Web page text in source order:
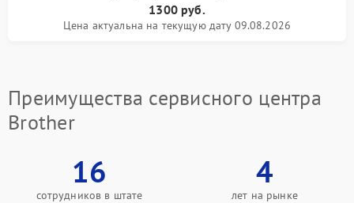
1300 руб.
Цена актуальна на текущую дату 09.08.2026
Преимущества сервисного центра
Brother
16
сотрудников в штате
4
лет на рынке